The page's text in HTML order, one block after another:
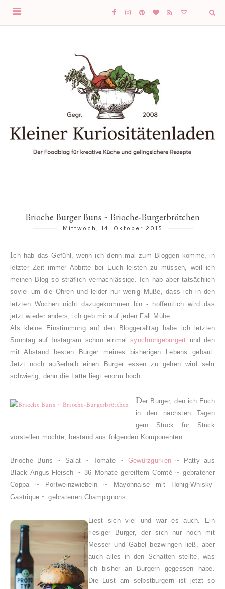
Brioche Burger Buns ~ Brioche-Burgerbrötchen
Mittwoch, 14. Oktober 2015
Ich hab das Gefühl, wenn ich denn mal zum Bloggen komme, in
letzter Zeit immer Abbitte bei Euch leisten zu müssen, weil ich
meinen Blog so sträflich vernachlässige. Ich hab aber tatsächlich
soviel um die Ohren und leider nur wenig Muße, dass ich in den
letzten Wochen nicht dazugekommen bin - hoffentlich wird das
jetzt wieder anders, ich geb mir auf jeden Fall Mühe.
Als kleine Einstimmung auf den Bloggeralltag habe ich letzten
Sonntag auf Instagram schon einmalsynchrongeburgert und den
mit Abstand besten Burger meines bisherigen Lebens gebaut.
Jetzt noch außerhalb einen Burger essen zu gehen wird sehr
schwierig, denn die Latte liegt enorm hoch.
Der Burger, den ich Euch
in den nächsten Tagen
gern Stück für Stück
vorstellen möchte, bestand aus folgenden Komponenten:
Brioche Buns ~ Salat ~ Tomate ~ Gewürzgurken ~
Patty aus
Black Angus-Fleisch ~ 36 Monate gereiftem Comté ~ gebratener
Coppa ~ Portweinzwiebeln ~ Mayonnaise mit Honig-Whisky-
Gastrique ~ gebratenen Champignons
Liest sich viel und war es auch. Ein
riesiger Burger, der sich nur noch mit
Messer und Gabel bezwingen ließ, aber
auch alles in den Schatten stellte, was
ich bisher an Burgern gegessen habe.
Die Lust am selbstburgern ist jetzt so